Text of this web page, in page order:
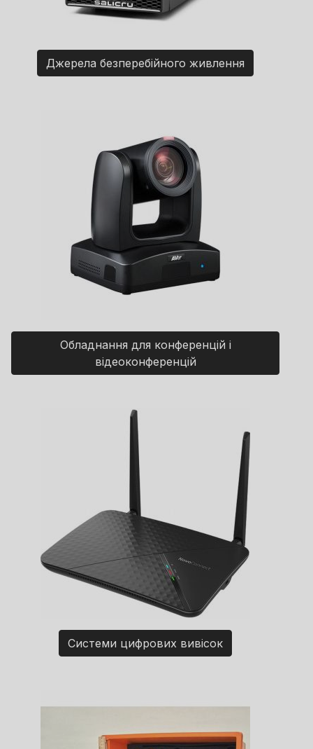
Джерела безперебійного живлення
Обладнання для конференцій і
відеоконференцій
Системи цифрових вивісок